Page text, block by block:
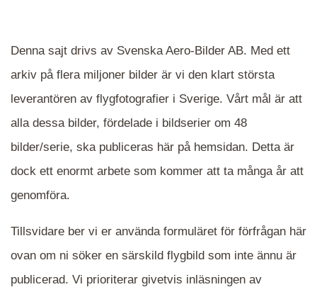
När du ser blåa, röda eller gröna mappar är det
en serie i varje. Dra i kartan för att komma
närmare det område Du söker och klicka på
mappen.
Denna sajt drivs av Svenska Aero-Bilder AB. Med ett
arkiv på flera miljoner bilder är vi den klart största
leverantören av flygfotografier i Sverige. Vårt mål är att
alla dessa bilder, fördelade i bildserier om 48
bilder/serie, ska publiceras här på hemsidan. Detta är
dock ett enormt arbete som kommer att ta många år att
genomföra.
Tillsvidare ber vi er använda formuläret för förfrågan här
ovan om ni söker en särskild flygbild som inte ännu är
publicerad. Vi prioriterar givetvis inläsningen av